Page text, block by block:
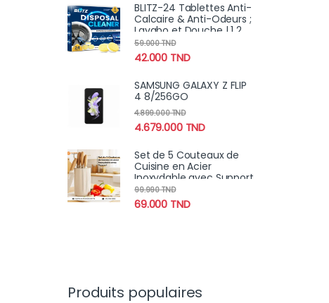
BLITZ-24 Tablettes Anti-
Calcaire & Anti-Odeurs ;
Lavabo et Douche | 1 2
Mois
42.000 TND
59.000TND
SAMSUNG GALAXY Z FLIP
4 8/256GO
4.679.000TND
4.899.000TND
Set de 5 Couteaux de
Cuisine en Acier
Inoxydable avec Support
| Lames Anti-Rouille
Ultra-Tranchantes
69.000 TND
99.990TND
Produits populaires